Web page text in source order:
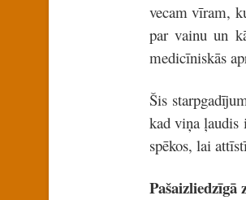
vecam vīram,
par vainu un
medicīniskās
Šis
kad viņa ļaudis
spēkos, lai
Pašaizliedzīgā